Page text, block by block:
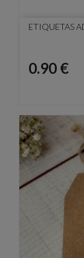
ETIQUETAS
Precio
0.90 €